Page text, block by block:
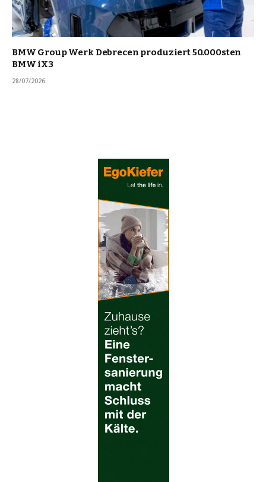
BMW Group Werk Debrecen produziert 50.000sten
BMW iX3
28/07/2026